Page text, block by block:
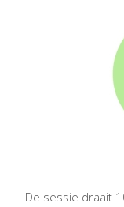
De sessie draait